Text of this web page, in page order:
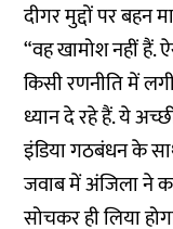
दीगर मुद्दों पर बहन
“वह खामोश नहीं हैं.
किसी रणनीति में
ध्यान दे रहे हैं. ये
इंडिया गठबंधन के
जवाब में अंजिला ने
सोचकर ही लिया